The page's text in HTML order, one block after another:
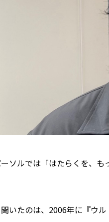
ソルでは「はたらくを、
いたのは、2006年に『ウ